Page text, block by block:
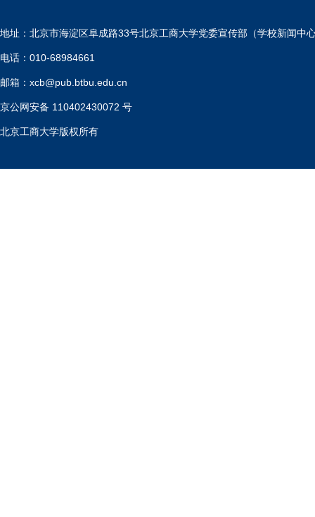
地址：北京市海淀区阜成路33号北京工商大学党委宣传部（学校新闻中
电话：010-68984661
邮箱：xcb@pub.btbu.edu.cn
京公网安备 110402430072 号
北京工商大学版权所有